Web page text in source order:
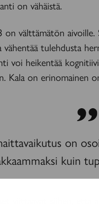
on vähäistä.
on välttämätön
vähentää tulehdusta
voi heikentää
Kala on erinomainen
on
kuin